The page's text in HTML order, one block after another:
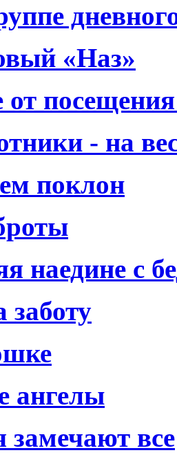
«Наз»
от
- на
поклон
наедине с
заботу
ангелы
замечают все